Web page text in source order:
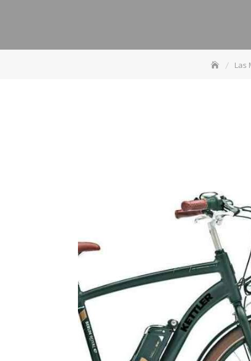
Las